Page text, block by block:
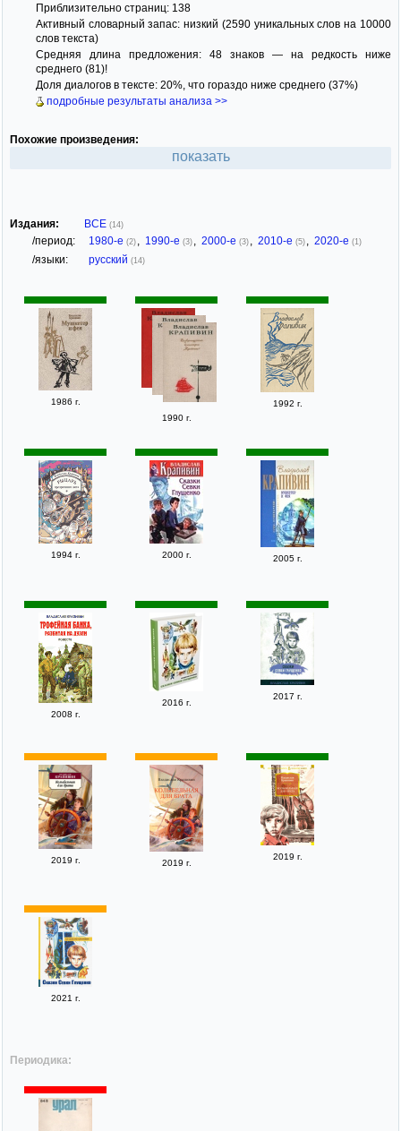
Приблизительно страниц: 138
Активный словарный запас: низкий (2590 уникальных слов на 10000
слов текста)
Средняя длина предложения: 48 знаков — на редкость ниже
среднего (81)!
Доля диалогов в тексте: 20%, что гораздо ниже среднего (37%)
подробные результаты анализа >>
Похожие произведения:
показать
Издания: ВСЕ (14)
/период: 1980-е (2) , 1990-е (3) , 2000-е (3) , 2010-е (5) , 2020-е (1)
/языки: русский (14)
1986 г.
1990 г.
1992 г.
1994 г. 2000 г. 2005 г.
2008 г.
2016 г.
2017 г.
2019 г. 2019 г.
2019 г.
2021 г.
Периодика: